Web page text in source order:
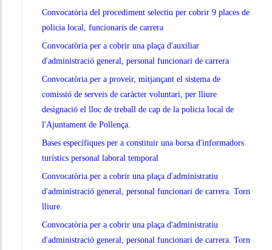
Convocatòria del procediment selectiu per cobrir 9 places de
policia local, funcionaris de carrera
Convocatòria per a cobrir una plaça d'auxiliar
d'administració general, personal funcionari de carrera
Convocatòria per a proveir, mitjançant el sistema de
comissió de serveis de caràcter voluntari, per lliure
designació el lloc de treball de cap de la policia local de
l'Ajuntament de Pollença.
Bases específiques per a constituir una borsa d'informadors
turístics personal laboral temporal
Convocatòria per a cobrir una plaça d'administratiu
d'administració general, personal funcionari de carrera. Torn
lliure.
Convocatòria per a cobrir una plaça d'administratiu
d'administració general, personal funcionari de carrera. Torn